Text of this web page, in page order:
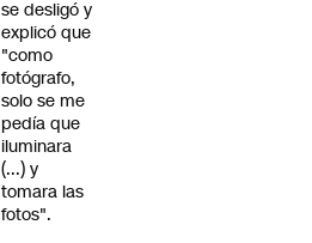
se desligó y
explicó que
"como
fotógrafo,
solo se me
pedía que
iluminara
(...) y
tomara las
fotos".